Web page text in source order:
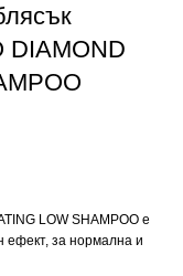
DIAMOND
LOW SHAMPOO е
ефект, за нормална и